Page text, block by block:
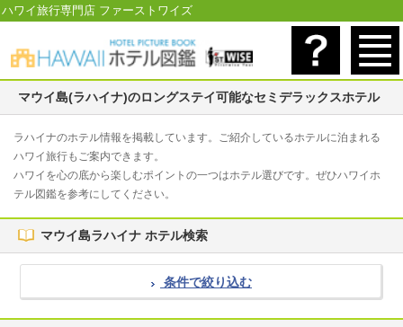
ハワイ旅行専門店 ファーストワイズ
マウイ島(ラハイナ)のロングステイ可能なセミデラックスホテル
ラハイナのホテル情報を掲載しています。ご紹介しているホテルに泊まれる
ハワイ旅行もご案内できます。
ハワイを心の底から楽しむポイントの一つはホテル選びです。ぜひハワイホ
テル図鑑を参考にしてください。
マウイ島ラハイナ ホテル検索
条件で絞り込む